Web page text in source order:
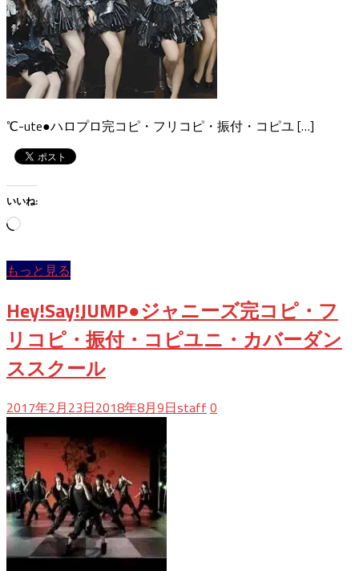
℃-ute●ハロプロ完コピ・フリコピ・振付・コピユ […]
いいね:
読
込
み
中…
もっと見る
Hey!Say!JUMP●ジャニーズ完コピ・フ
リコピ・振付・コピユニ・カバーダン
ススクール
2017年2月23日2018年8月9日staff 0